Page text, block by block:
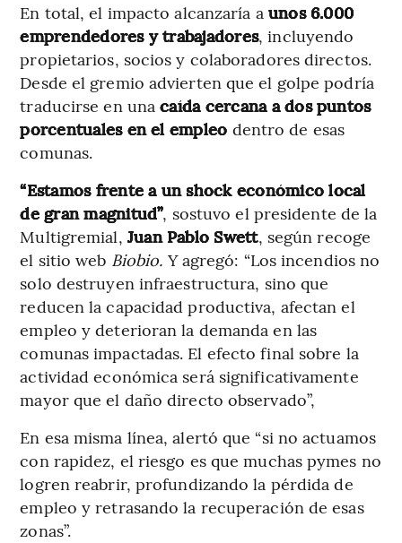
En total, el impacto alcanzaría a unos 6.000
emprendedores y trabajadores, incluyendo
propietarios, socios y colaboradores directos.
Desde el gremio advierten que el golpe podría
traducirse en unacaída cercana a dos puntos
porcentuales en el empleo dentro de esas
comunas.
“Estamos frente a un shock económico local
de gran magnitud”, sostuvo el presidente de la
Multigremial, Juan Pablo Swett, según recoge
el sitio web Biobio. Y agregó: “Los incendios no
solo destruyen infraestructura, sino que
reducen la capacidad productiva, afectan el
empleo y deterioran la demanda en las
comunas impactadas. El efecto final sobre la
actividad económica será significativamente
mayor que el daño directo observado”,
En esa misma línea, alertó que “si no actuamos
con rapidez, el riesgo es que muchas pymes no
logren reabrir, profundizando la pérdida de
empleo y retrasando la recuperación de esas
zonas”.